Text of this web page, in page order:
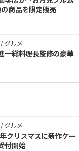
商品を限定販売
グルメ
一総料理長監修の豪華
グルメ
クリスマスに新作ケー
付開始